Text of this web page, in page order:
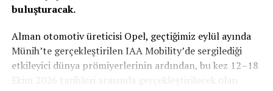
objeler ile bu farkındalığı oluşturmak istediklerini ifade
eden Aras, “Müşterilerimize pembe kurdele taktık, araç
içlerine koyduğumuz farkındalık mesajlarınla onları
karşıladık. Ayrıca Özel Cihangir Hastanesi Genel Cerrahi
buluşturacak.
Alman otomotiv üreticisi Opel, geçtiğimiz eylül ayında
Münih’te gerçekleştirilen IAA Mobility’de sergilediği
etkileyici dünya prömiyerlerinin ardından, bu kez 12–18
Ekim 2026 tarihleri arasında gerçekleştirilecek olan